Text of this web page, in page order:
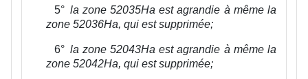
5° la zone 52035Ha est agrandie à même la
zone 52036Ha, qui est supprimée;
6° la zone 52043Ha est agrandie à même la
zone 52042Ha, qui est supprimée;